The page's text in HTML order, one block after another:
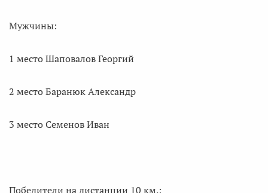
Мужчины:
1 место Шаповалов Георгий
2 место Баранюк Александр
3 место Семенов Иван
Победители на дистанции 10 км.: